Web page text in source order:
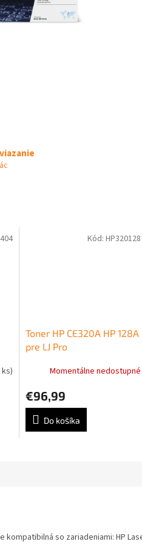
ks)
Toner HP CE320A HP 128A
pre LJ Pro
(2.000 str.)
Momentálne nedostupné
€96,99
Do košíka
Kód: HP320128
kompatibilná so zariadeniami: HP